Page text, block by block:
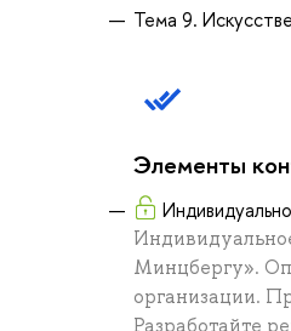
Тема 9.
Элементы
Минцбергу».
организации.
Разработайте